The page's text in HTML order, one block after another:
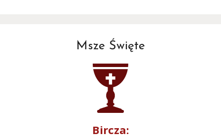
Msze Święte
Bircza: